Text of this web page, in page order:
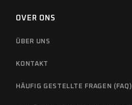
OVER ONS
ÜBER UNS
KONTAKT
HÄUFIG GESTELLTE FRAGEN (FAQ)